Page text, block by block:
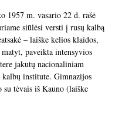
1957 m. vasario 22 d. rašė
siūlėsi versti į rusų kalbą
– laiške kelios klaidos,
paveikta intensyvios
jakutų nacionaliniam
institute. Gimnazijos
tėvais iš Kauno (laiške